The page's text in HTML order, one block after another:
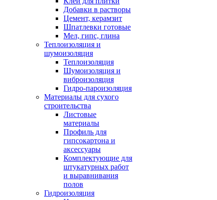
Добавки в растворы
Цемент, керамзит
Шпатлевки готовые
Мел, гипс, глина
Теплоизоляция и
шумоизоляция
Теплоизоляция
Шумоизоляция и
виброизоляция
Гидро-пароизоляция
Материалы для сухого
строительства
Листовые
материалы
Профиль для
гипсокартона и
аксессуары
Комплектующие для
штукатурных работ
и выравнивания
полов
Гидроизоляция